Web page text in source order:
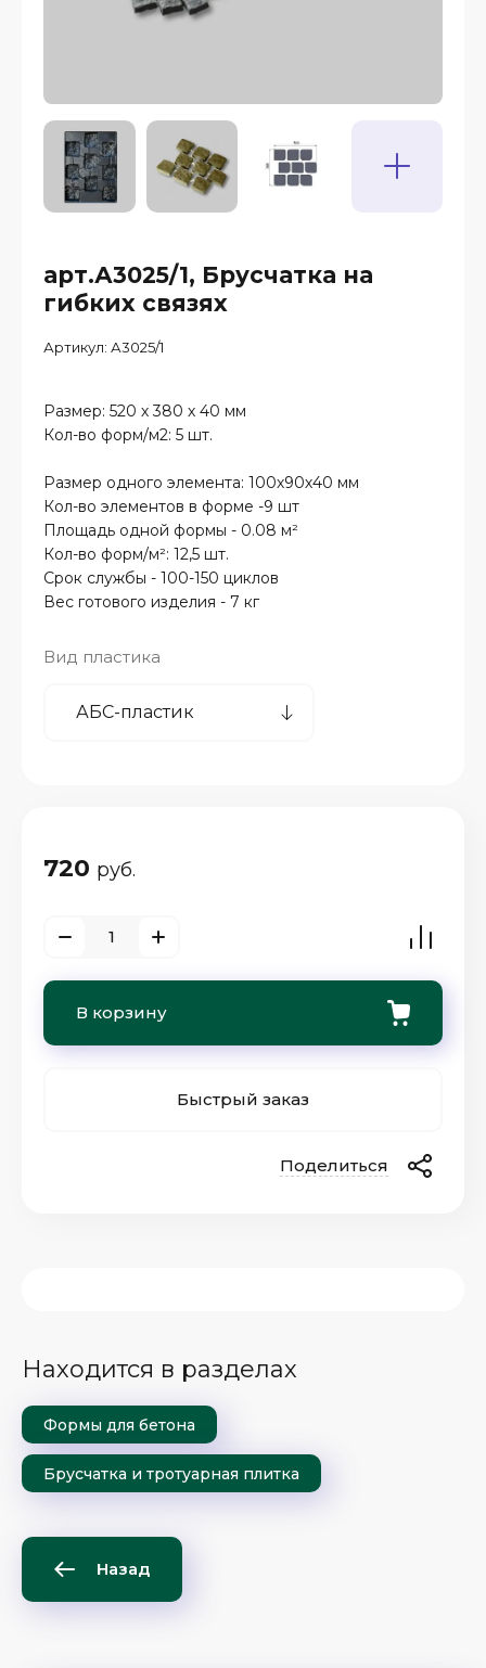
арт.А3025/1, Брусчатка на
гибких связях
Артикул: А3025/1
Размер: 520 х 380 х 40 мм
Кол-во форм/м2: 5 шт.
Размер одного элемента: 100х90х40 мм
Кол-во элементов в форме -9 шт
Площадь одной формы - 0.08 м²
Кол-во форм/м²: 12,5 шт.
Срок службы - 100-150 циклов
Вес готового изделия - 7 кг
Вид пластика
720 руб.
В корзину
Быстрый заказ
Поделиться
Находится в разделах
Формы для бетона
Брусчатка и тротуарная плитка
Назад